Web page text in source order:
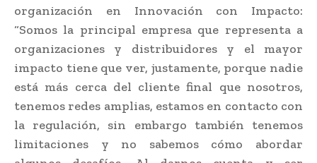
organización en Innovación con Impacto:
“Somos la principal empresa que representa a
organizaciones y distribuidores y el mayor
impacto tiene que ver, justamente, porque nadie
está más cerca del cliente final que nosotros,
tenemos redes amplias, estamos en contacto con
la regulación, sin embargo también tenemos
limitaciones y no sabemos cómo abordar